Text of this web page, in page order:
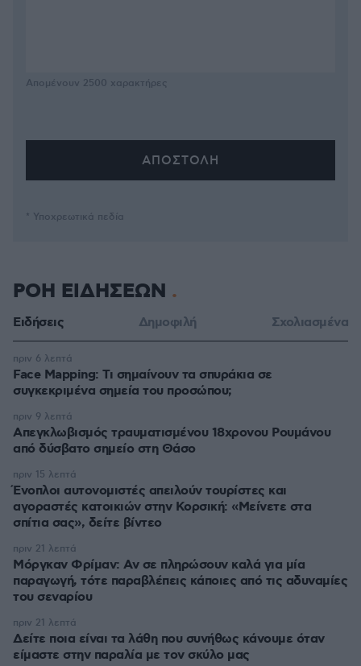
Απομένουν 2500 χαρακτήρες
* Υποχρεωτικά πεδία
ΡΟΗ ΕΙΔΗΣΕΩΝ
Ειδήσεις Δημοφιλή Σχολιασμένα
Face Mapping: Τι σημαίνουν τα σπυράκια σε
συγκεκριμένα σημεία του προσώπου;
πριν 6 λεπτά
Απεγκλωβισμός τραυματισμένου 18χρονου Ρουμάνου
από δύσβατο σημείο στη Θάσο
πριν 9 λεπτά
Ένοπλοι αυτονομιστές απειλούν τουρίστες και
αγοραστές κατοικιών στην Κορσική: «Μείνετε στα
σπίτια σας», δείτε βίντεο
πριν 15 λεπτά
Μόργκαν Φρίμαν: Αν σε πληρώσουν καλά για μία
παραγωγή, τότε παραβλέπεις κάποιες από τις αδυναμίες
του σεναρίου
πριν 21 λεπτά
Δείτε ποια είναι τα λάθη που συνήθως κάνουμε όταν
είμαστε στην παραλία με τον σκύλο μας
πριν 21 λεπτά